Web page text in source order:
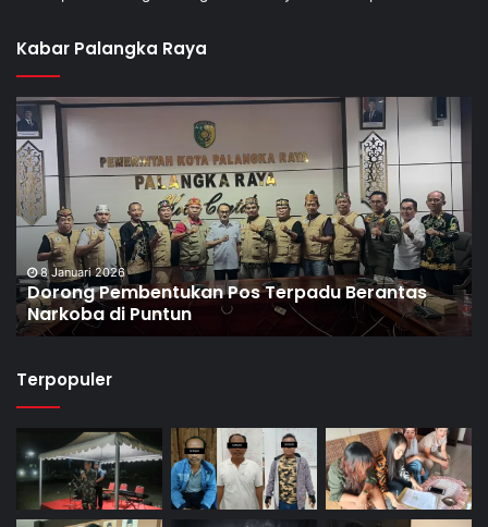
Kabar Palangka Raya
8 Januari 2026
Dorong Pembentukan Pos Terpadu Berantas
Narkoba di Puntun
Terpopuler